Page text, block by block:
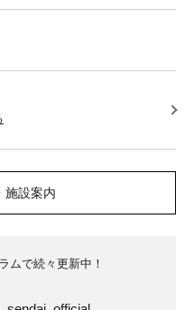
施設案内
ムで続々更新中！